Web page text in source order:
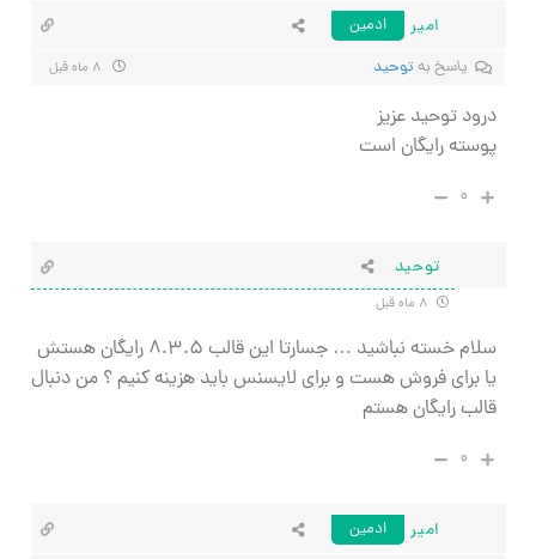
امیر
ادمین
پاسخ به توحید
درود توحید عزیز
پوسته رایگان است
۰
توحید
سلام خسته نباشید … جسارتا این قالب ۸.۳.۵ رایگان هستش
یا برای فروش هست و برای لایسنس باید هزینه کنیم ؟ من دنبال
قالب رایگان هستم
۰
امیر
ادمین